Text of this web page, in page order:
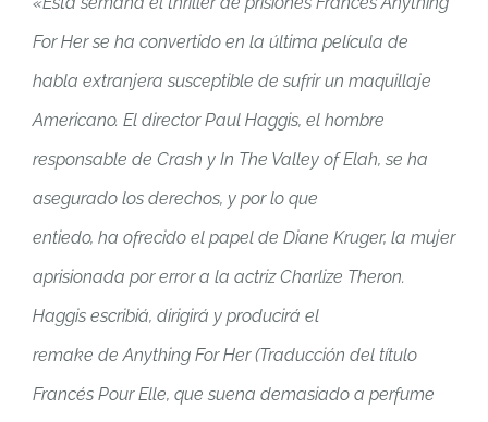
For Her se ha convertido en la última película de
habla extranjera susceptible de sufrir un maquillaje
Americano. El director Paul Haggis, el hombre
responsable de Crash y In The Valley of Elah, se ha
asegurado los derechos, y por lo que
entiedo, ha ofrecido el papel de Diane Kruger, la mujer
aprisionada por error a la actriz Charlize Theron.
Haggis escribiá, dirigirá y producirá el
remake de Anything For Her (Traducción del título
Francés Pour Elle, que suena demasiado a perfume